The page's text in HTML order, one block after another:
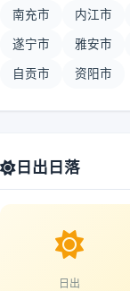
南充市 内江市
遂宁市 雅安市
自贡市 资阳市
日出日落
日出